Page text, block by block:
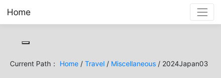
Home
Current Path： Home / Travel / Miscellaneous / 2024Japan03